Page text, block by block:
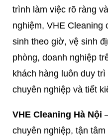
trình làm việc rõ ràng
nghiệm, VHE Cleaning
sinh theo giờ, vệ sinh
phòng, doanh nghiệp
khách hàng luôn duy
chuyên nghiệp và tiết
VHE Cleaning Hà Nội
chuyên nghiệp, tận